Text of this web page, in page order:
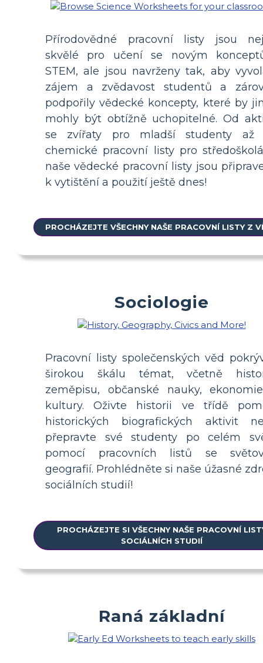
Přírodovědné pracovní listy jsou
skvělé pro učení se novým
STEM, ale jsou navrženy tak, aby
zájem a zvědavost studentů a
podpořily vědecké koncepty, které by
mohly být obtížně uchopitelné. Od
se zvířaty pro mladší studenty až
chemické pracovní listy pro
naše vědecké pracovní listy jsou
k vytištění a použití ještě dnes!
PROCHÁZEJTE VŠECHNY NAŠE PRACOVNÍ LISTY Z
Sociologie
Pracovní listy společenských věd
širokou škálu témat, včetně
zeměpisu, občanské nauky,
kultury. Oživte historii ve třídě
historických biografických aktivit
přepravte své studenty po celém
pomocí pracovních listů se
geografií. Prohlédněte si naše úžasné
sociálních studií!
PROCHÁZEJTE SI VŠECHNY NAŠE PRACOVNÍ
SOCIÁLNÍCH STUDIÍ
Raná základní